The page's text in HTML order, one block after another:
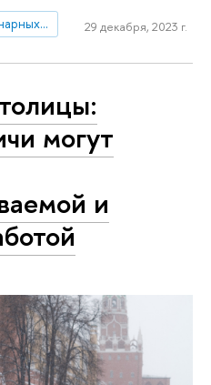
НЦМУ "Центр междисциплинарных исследований человеческого потенциала"
29 декабря, 2023 г.
могут
и